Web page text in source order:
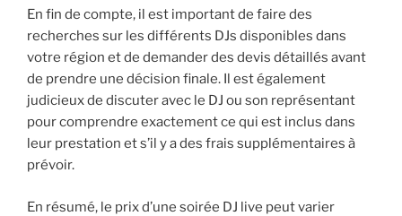
En fin de compte, il est important de faire des
recherches sur les différents DJs disponibles dans
votre région et de demander des devis détaillés avant
de prendre une décision finale. Il est également
judicieux de discuter avec le DJ ou son représentant
pour comprendre exactement ce qui est inclus dans
leur prestation et s’il y a des frais supplémentaires à
prévoir.
En résumé, le prix d’une soirée DJ live peut varier